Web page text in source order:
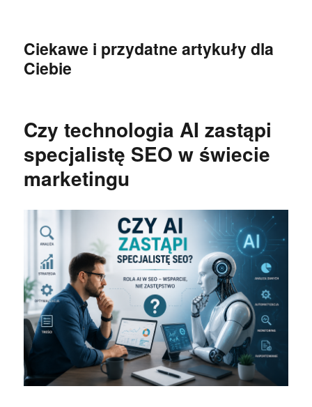
Ciekawe i przydatne artykuły dla
Ciebie
Czy technologia AI zastąpi
specjalistę SEO w świecie
marketingu